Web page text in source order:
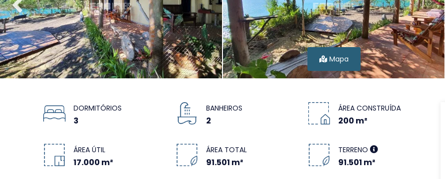
Mapa
DORMITÓRIOS
3
BANHEIROS
2
ÁREA CONSTRUÍDA
200 m²
ÁREA ÚTIL
17.000 m²
ÁREA TOTAL
91.501 m²
TERRENO
91.501 m²